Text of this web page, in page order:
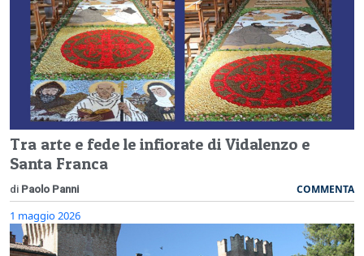
Tra arte e fede le infiorate di Vidalenzo e
Santa Franca
di Paolo Panni COMMENTA
1 maggio 2026